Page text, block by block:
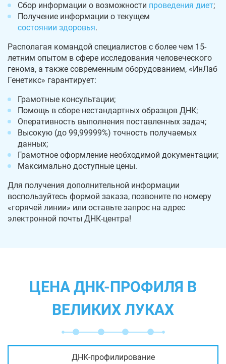
Сбор информации о возможности проведения диет;
Получение информации о текущем
состоянии здоровья.
Располагая командой специалистов с более чем 15-
летним опытом в сфере исследования человеческого
генома, а также современным оборудованием, «ИнЛаб
Генетикс» гарантирует:
Грамотные консультации;
Помощь в сборе нестандартных образцов ДНК;
Оперативность выполнения поставленных задач;
Высокую (до 99,99999%) точность получаемых
данных;
Грамотное оформление необходимой документации;
Максимально доступные цены.
Для получения дополнительной информации
воспользуйтесь формой заказа, позвоните по номеру
«горячей линии» или оставьте запрос на адрес
электронной почты ДНК-центра!
ЦЕНА ДНК-ПРОФИЛЯ В
ВЕЛИКИХ ЛУКАХ
ДНК-профилирование